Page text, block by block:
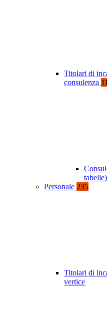
Titolari di
consulenza 11
tabelle)
Personale 235
Titolari di
vertice